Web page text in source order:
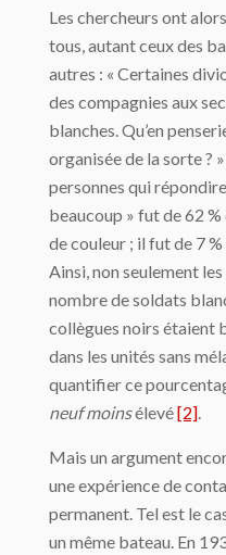
Les chercheurs ont
tous, autant ceux des
autres : « Certaines
des compagnies aux
blanches. Qu’en
organisée de la sorte ?
personnes qui
beaucoup » fut de 62
de couleur ; il fut de 7
Ainsi, non seulement
nombre de soldats
collègues noirs étaient
dans les unités sans
quantifier ce
neuf moinsélevé[2]
Mais un argument
une expérience de
permanent. Tel est le
un même bateau. En